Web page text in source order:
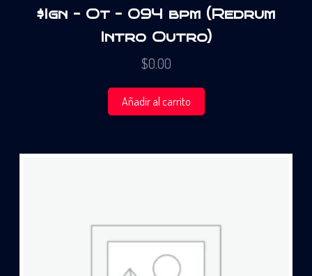
$Ign – Ot – 094 bpm (Redrum
Intro Outro)
$0.00
Añadir al carrito